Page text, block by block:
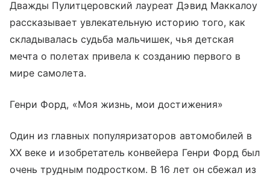
Дважды Пулитцеровский лауреат Дэвид Маккалоу
рассказывает увлекательную историю того, как
складывалась судьба мальчишек, чья детская
мечта о полетах привела к созданию первого в
мире самолета.
Генри Форд, «Моя жизнь, мои достижения»
Один из главных популяризаторов автомобилей в
XX веке и изобретатель конвейера Генри Форд был
очень трудным подростком. В 16 лет он сбежал из